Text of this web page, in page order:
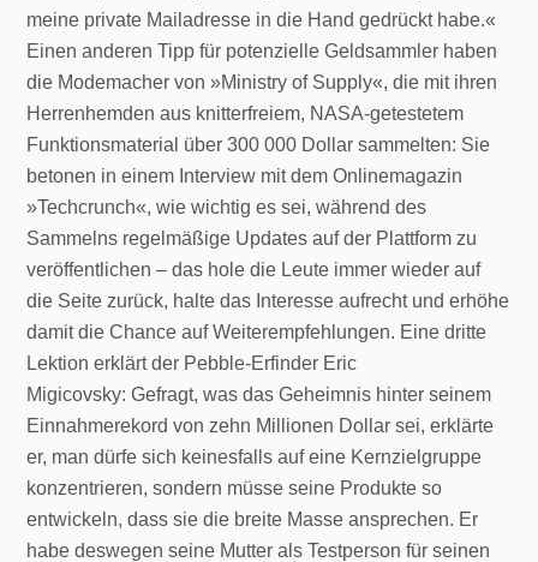
meine private Mailadresse in die Hand gedrückt habe.«
Einen anderen Tipp für potenzielle Geldsammler haben
die Modemacher von »Ministry of Supply«, die mit ihren
Herrenhemden aus knitterfreiem, NASA-getestetem
Funktionsmaterial über 300 000 Dollar sammelten: Sie
betonen in einem Interview mit dem Onlinemagazin
»Techcrunch«, wie wichtig es sei, während des
Sammelns regelmäßige Updates auf der Plattform zu
veröffentlichen – das hole die Leute immer wieder auf
die Seite zurück, halte das Interesse aufrecht und erhöhe
damit die Chance auf Weiterempfehlungen. Eine dritte
Lektion erklärt der Pebble-Erfinder Eric
Migicovsky: Gefragt, was das Geheimnis hinter seinem
Einnahmerekord von zehn Millionen Dollar sei, erklärte
er, man dürfe sich keinesfalls auf eine Kernzielgruppe
konzentrieren, sondern müsse seine Produkte so
entwickeln, dass sie die breite Masse ansprechen. Er
habe deswegen seine Mutter als Testperson für seinen